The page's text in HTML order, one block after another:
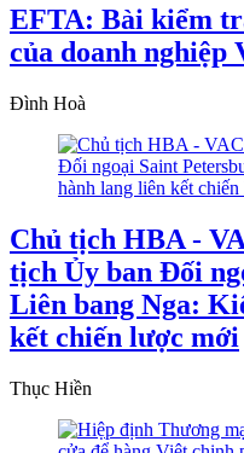
EFTA: Bài kiểm
của doanh nghiệp
Đình Hoà
Chủ tịch HBA -
tịch Ủy ban Đối
Liên bang Nga:
kết chiến lược mới
Thục Hiền